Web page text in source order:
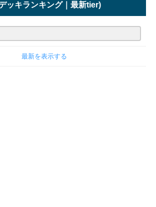
ッキランキング｜最新tier)
最新を表示する